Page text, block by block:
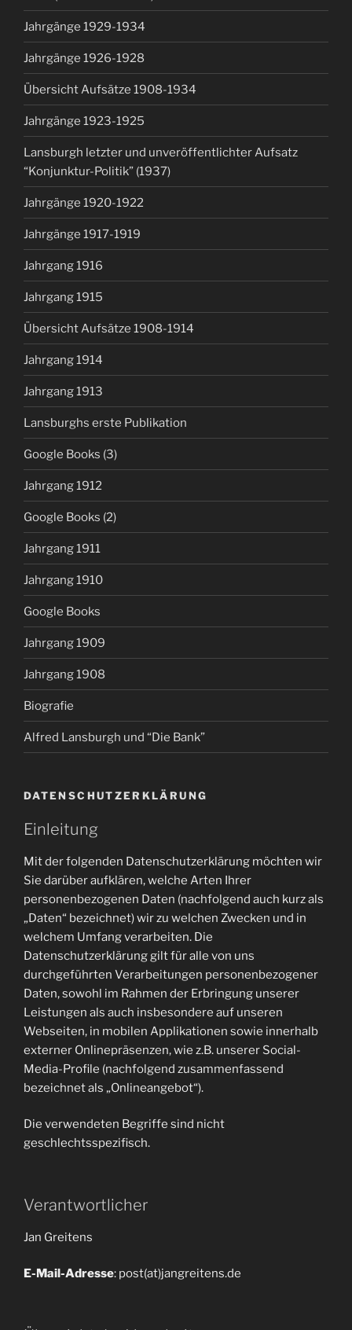
Jahrgänge 1929-1934
Jahrgänge 1926-1928
Übersicht Aufsätze 1908-1934
Jahrgänge 1923-1925
Lansburgh letzter und unveröffentlichter Aufsatz
“Konjunktur-Politik” (1937)
Jahrgänge 1920-1922
Jahrgänge 1917-1919
Jahrgang 1916
Jahrgang 1915
Übersicht Aufsätze 1908-1914
Jahrgang 1914
Jahrgang 1913
Lansburghs erste Publikation
Google Books (3)
Jahrgang 1912
Google Books (2)
Jahrgang 1911
Jahrgang 1910
Google Books
Jahrgang 1909
Jahrgang 1908
Biografie
Alfred Lansburgh und “Die Bank”
DATENSCHUTZERKLÄRUNG
Einleitung
Mit der folgenden Datenschutzerklärung möchten wir
Sie darüber aufklären, welche Arten Ihrer
personenbezogenen Daten (nachfolgend auch kurz als
„Daten“ bezeichnet) wir zu welchen Zwecken und in
welchem Umfang verarbeiten. Die
Datenschutzerklärung gilt für alle von uns
durchgeführten Verarbeitungen personenbezogener
Daten, sowohl im Rahmen der Erbringung unserer
Leistungen als auch insbesondere auf unseren
Webseiten, in mobilen Applikationen sowie innerhalb
externer Onlinepräsenzen, wie z.B. unserer Social-
Media-Profile (nachfolgend zusammenfassend
bezeichnet als „Onlineangebot“).
Die verwendeten Begriffe sind nicht
geschlechtsspezifisch.
Verantwortlicher
Jan Greitens
E-Mail-Adresse: post(at)jangreitens.de